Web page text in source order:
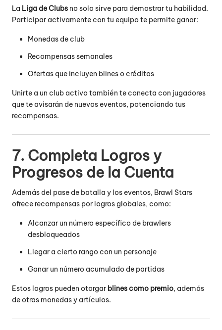
La Liga de Clubs no solo sirve para demostrar tu habilidad.
Participar activamente con tu equipo te permite ganar:
Monedas de club
Recompensas semanales
Ofertas que incluyen blines o créditos
Unirte a un club activo también te conecta con jugadores
que te avisarán de nuevos eventos, potenciando tus
recompensas.
7. Completa Logros y
Progresos de la Cuenta
Además del pase de batalla y los eventos, Brawl Stars
ofrece recompensas por logros globales, como:
Alcanzar un número específico de brawlers
desbloqueados
Llegar a cierto rango con un personaje
Ganar un número acumulado de partidas
Estos logros pueden otorgar blines como premio, además
de otras monedas y artículos.